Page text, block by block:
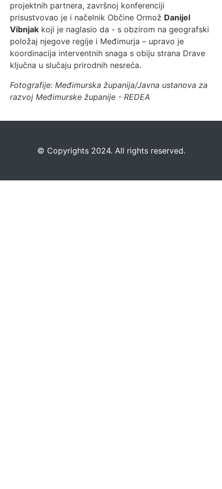
projektnih partnera, završnoj konferenciji
prisustvovao je i načelnik Občine Ormož Danijel
Vibnjak koji je naglasio da - s obzirom na geografski
položaj njegove regije i Međimurja – upravo je
koordinacija interventnih snaga s obiju strana Drave
ključna u slučaju prirodnih nesreća.
Fotografije: Međimurska županija/Javna ustanova za
razvoj Međimurske županije - REDEA
©️ Copyrights 2024. All rights reserved.